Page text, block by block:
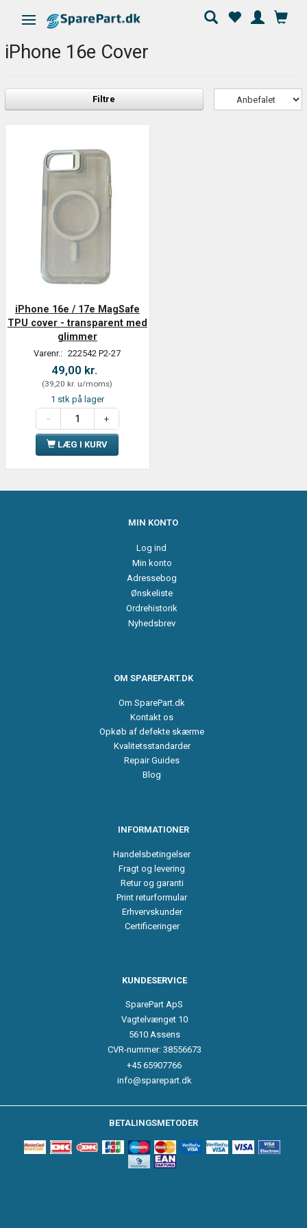
Skifte navigation
iPhone 16e Cover
Filtre
iPhone 16e / 17e MagSafe
TPU cover - transparent med
glimmer
Varenr.: 222542 P2-27
49,00 kr.
(39,20 kr. u/moms)
1 stk på lager
LÆG I KURV
MIN KONTO
Log ind
Min konto
Adressebog
Ønskeliste
Ordrehistorik
Nyhedsbrev
OM SPAREPART.DK
Om SparePart.dk
Kontakt os
Opkøb af defekte skærme
Kvalitetsstandarder
Repair Guides
Blog
INFORMATIONER
Handelsbetingelser
Fragt og levering
Retur og garanti
Print returformular
Erhvervskunder
Certificeringer
KUNDESERVICE
SparePart ApS
Vagtelvænget 10
5610 Assens
CVR-nummer: 38556673
+45 65907766
info@sparepart.dk
BETALINGSMETODER